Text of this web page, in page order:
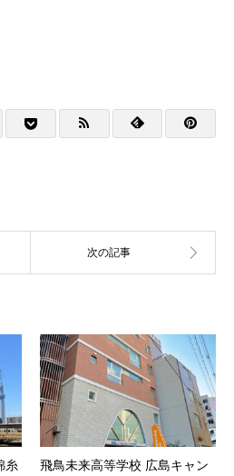
糸
飛鳥未来高等学校 広島キャン